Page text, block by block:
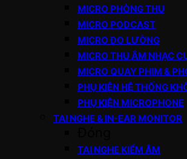
MICRO PHÒNG THU
MICRO PODCAST
MICRO ĐO LƯỜNG
MICRO THU ÂM NHẠC
MICRO QUAY PHIM &
PHỤ KIỆN HỆ THỐNG
PHỤ KIỆN MICROPHONE
TAI NGHE & IN-EAR MONITOR
TAI NGHE KIỂM ÂM